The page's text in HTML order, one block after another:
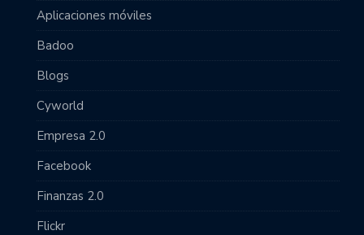
Aplicaciones móviles
Badoo
Blogs
Cyworld
Empresa 2.0
Facebook
Finanzas 2.0
Flickr